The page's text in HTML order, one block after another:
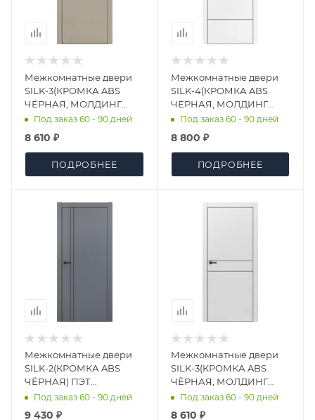
Межкомнатные двери
SILK-3(КРОМКА ABS
ЧЁРНАЯ, МОЛДИНГ
ЧЁРНЫЙ) ПЭТ МОККО
Под заказ 60 - 90 дней
8 610 ₽
ПОДРОБНЕЕ
Межкомнатные двери
SILK-4(КРОМКА ABS
ЧЁРНАЯ, МОЛДИНГ
ЧЁРНАЯ) ПЭТ СВЕТЛО
МАТОВЫЙ(АНАЛОГ Ral
7035)
Под заказ 60 - 90 дней
8 800 ₽
ПОДРОБНЕЕ
Межкомнатные двери
SILK-2(КРОМКА ABS
ЧЁРНАЯ) ПЭТ
ГРАФИТ(АНАЛОГ Ral
Под заказ 60 - 90 дней
9 430 ₽
Межкомнатные двери
SILK-3(КРОМКА ABS
ЧЁРНАЯ, МОЛДИНГ
ЧЁРНЫЙ) ПЭТ СВЕТЛО
Под заказ 60 - 90 дней
8 610 ₽